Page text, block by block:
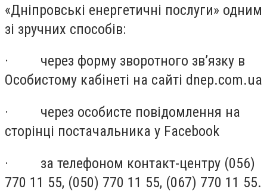
«Дніпровські енергетичні послуги» одним
зі зручних способів:
· через форму зворотного зв’язку в
Особистому кабінеті на сайті dnep.com.ua
· через особисте повідомлення на
сторінці постачальника у Facebook
· за телефоном контакт-центру (056)
770 11 55, (050) 770 11 55, (067) 770 11 55.